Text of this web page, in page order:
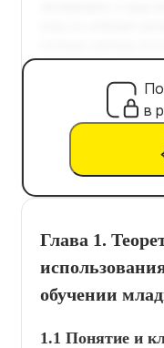
в
Глава 1.
обучении
1.1 Понятие и